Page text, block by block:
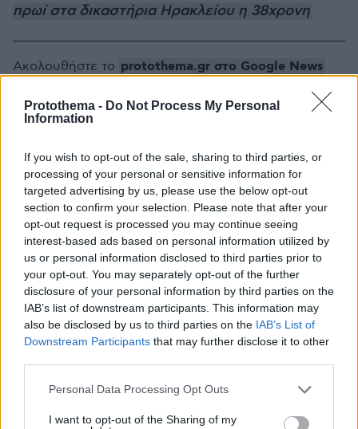
Protothema - Do Not Process My Personal
Information
If you wish to opt-out of the sale, sharing to third parties, or
processing of your personal or sensitive information for
targeted advertising by us, please use the below opt-out
section to confirm your selection. Please note that after your
opt-out request is processed you may continue seeing
interest-based ads based on personal information utilized by
us or personal information disclosed to third parties prior to
your opt-out. You may separately opt-out of the further
disclosure of your personal information by third parties on the
IAB’s list of downstream participants. This information may
also be disclosed by us to third parties on the IAB’s List of
Downstream Participants that may further disclose it to other
Please note that this website/app uses one or more Google
not limited to your visit or usage behaviour. You may click to
Personal Data Processing Opt Outs
I want to opt-out of the Sharing of my
πρωί στα δικαστήρια Ηρακλείου η 38χρονη
Σχετικά Άρθρα
Ακολουθήστε το protothema.gr στο Google News
Δείτε όλες τις τελευταίες
Protothema.gr